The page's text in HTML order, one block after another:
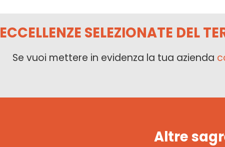
ECCELLENZE SELEZIONATE DEL
Se vuoi mettere in evidenza la tua azienda
Altre